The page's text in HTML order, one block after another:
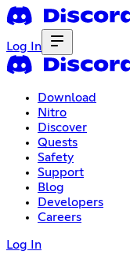
Log In
Download
Nitro
Discover
Quests
Safety
Support
Blog
Developers
Careers
Log In